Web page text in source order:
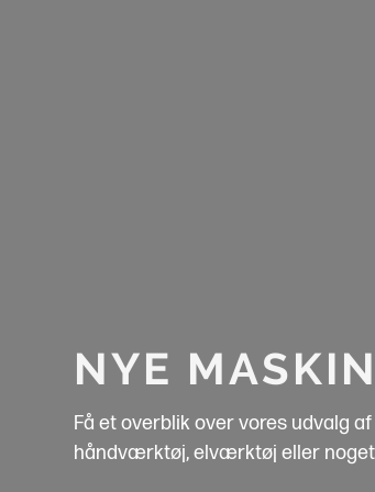
NYE
Få et overblik over vores udvalg
håndværktøj, elværktøj eller